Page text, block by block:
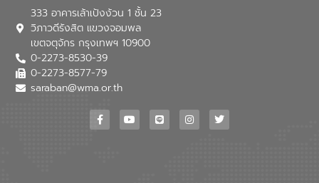
ใช้น้ำที่พุ่งสูงขึ้นจากการขยายตัวของ
การองค์การจัดการน้ำเสีย กล่าวถึงภารกิจ
เพื่อสนับสนุนการพัฒนาเมืองอย่างยั่งยืน
ขณะที่ นายบดินทร์ อุดล กรรมการผู้อำนวย
333 อาคารเล้าเป้งง้วน 1 ชั้น 23
วิภาวดีรังสิต แขวงจอมพล
เขตจตุจักร กรุงเทพฯ 10900
0-2273-8530-39
0-2273-8577-79
saraban@wma.or.th